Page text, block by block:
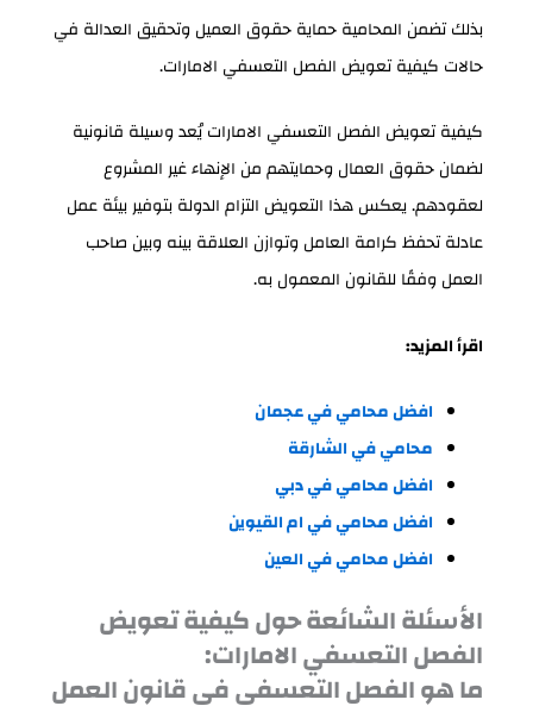
بذلك تضمن المحامية حماية حقوق العميل وتحقيق العدالة في
حالات كيفية تعويض الفصل التعسفي الامارات.
كيفية تعويض الفصل التعسفي الامارات يُعد وسيلة قانونية
لضمان حقوق العمال وحمايتهم من الإنهاء غير المشروع
لعقودهم. يعكس هذا التعويض التزام الدولة بتوفير بيئة عمل
عادلة تحفظ كرامة العامل وتوازن العلاقة بينه وبين صاحب
العمل وفقًا للقانون المعمول به.
اقرأ المزيد:
افضل محامي في عجمان
محامي في الشارقة
افضل محامي في دبي
افضل محامي في ام القيوين
افضل محامي في العين
الأسئلة الشائعة حول كيفية تعويض
الفصل التعسفي الامارات:
ما هو الفصل التعسفي في قانون العمل